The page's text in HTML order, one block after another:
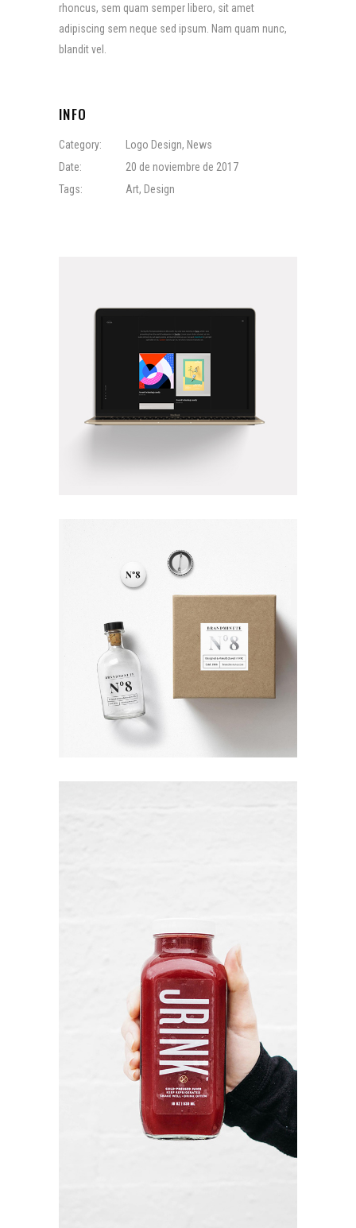
rhoncus, sem quam semper libero, sit amet
adipiscing sem neque sed ipsum. Nam quam nunc,
blandit vel.
INFO
Category: Logo Design, News
Date:
20 de noviembre de 2017
Tags:
Art, Design